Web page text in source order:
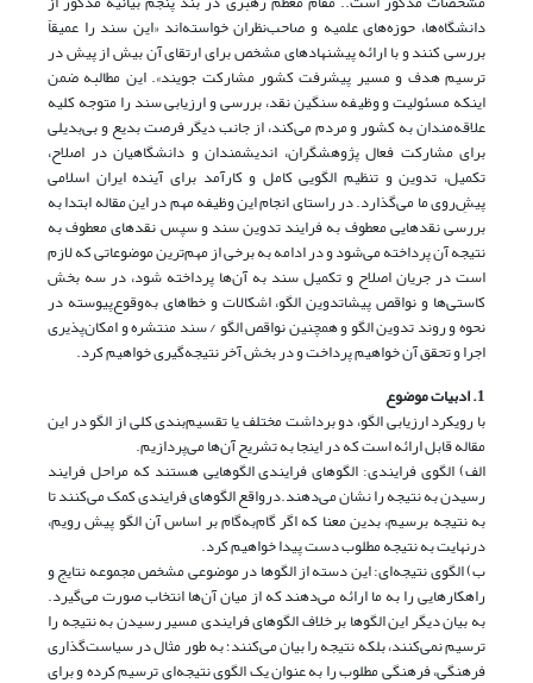
دانشگاه‌ها، حوزه‌های علمیه و صاحب‌نظران خواسته‌اند «این سند را عمیقاً
بررسی کنند و با ارائه پیشنهادهای مشخص برای ارتقای آن بیش از پیش در
ترسیم هدف و مسیر پیشرفت کشور مشارکت جویند». این مطالبه ضمن
اینکه مسئولیت و وظیفه سنگین نقد، بررسی و ارزیابی سند را متوجه کلیه
علاقه‌مندان به کشور و مردم می‌کند، از جانب دیگر فرصت بدیع و بی‌بدیلی
برای مشارکت فعال پژوهشگران، اندیشمندان و دانشگاهیان در اصلاح،‌
تکمیل، تدوین و تنظیم الگویی کامل و کارآمد برای آینده ایران اسلامی
پیش‌ِروی ما می‌گذارد. در راستای انجام این وظیفه مهم در این مقاله ابتدا به
بررسی نقدهایی معطوف به فرایند تدوین سند و سپس نقدهای معطوف به
نتیجه آن پرداخته می‌شود و در ادامه به برخی از مهم‌ترین موضوعاتی که لازم
است در جریان اصلاح و تکمیل سند به آن‌ها پرداخته شود، در سه بخش
کاستی‌ها و نواقص پیشاتدوین الگو، اشکالات و خطاهای به‌وقوع‌پیوسته در
نحوه و روند تدوین الگو و همچنین نواقص الگو / سند منتشره و امکان‌پذیری
اجرا و تحقق آن خواهیم پرداخت و در بخش آخر نتیجه‌گیری خواهیم کرد.
1. ادبیات موضوع
با رویکرد ارزیابی الگو، دو برداشت مختلف یا تقسیم‌بندی کلی از الگو در این
مقاله قابل ارائه است که در اینجا به تشریح آن‌ها می‌پردازیم.
الف) الگوی فرایندی: الگوهای فرایندی الگوهایی هستند که مراحل فرایند
رسیدن به نتیجه را نشان می‌دهند.درواقع الگوهای فرایندی کمک می‌کنند تا
به نتیجه برسیم، بدین معنا که اگر گام‌به‌گام بر اساس آن الگو پیش رویم،
درنهایت به نتیجه مطلوب دست پیدا خواهیم کرد.
ب) الگوی نتیجه‌ای: این دسته از الگوها در موضوعی مشخص مجموعه نتایج و
راهکارهایی را به ما ارائه می‌دهند که از میان آن‌ها انتخاب صورت می‌گیرد.
به بیان دیگر این الگوها بر خلاف الگوهای فرایندی مسیر رسیدن به نتیجه را
ترسیم نمی‌کنند، بلکه نتیجه را بیان می‌کنند؛ به طور مثال در سیاست‌گذاری
فرهنگی، فرهنگی مطلوب را به عنوان یک الگوی نتیجه‌ای ترسیم کرده و برای